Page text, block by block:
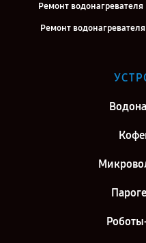
Ремонт
Ремонт
Ремонт
Ремонт водонагревателя